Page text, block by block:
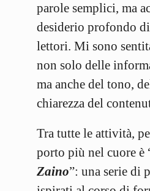
parole semplici, ma
desiderio profondo
lettori. Mi sono
non solo delle
ma anche del tono,
chiarezza del
Tra tutte le attività,
porto più nel cuore è
Zaino”: una serie di